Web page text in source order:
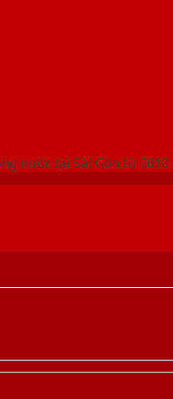
nước tại Sài Gòn từ 2010